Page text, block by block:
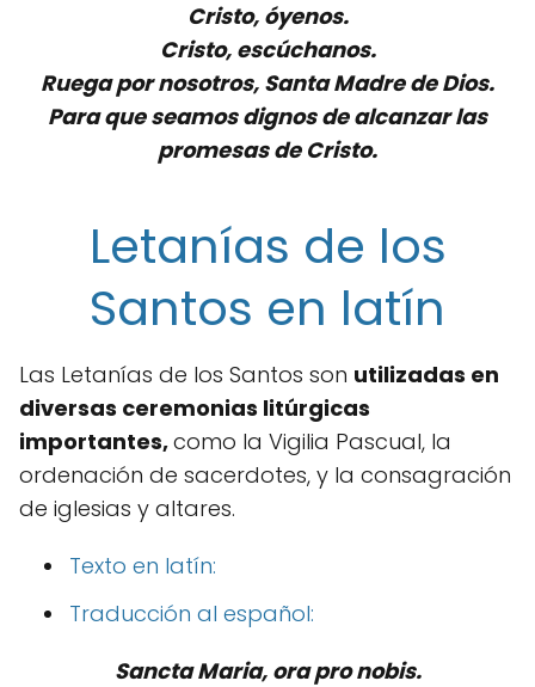
Cristo, óyenos.
Cristo, escúchanos.
Ruega por nosotros, Santa Madre de Dios.
Para que seamos dignos de alcanzar las
promesas de Cristo.
Letanías de los
Santos en latín
Las Letanías de los Santos son utilizadas en
diversas ceremonias litúrgicas
importantes,como la Vigilia Pascual, la
ordenación de sacerdotes, y la consagración
de iglesias y altares.
Texto en latín:
Traducción al español:
Sancta Maria, ora pro nobis.